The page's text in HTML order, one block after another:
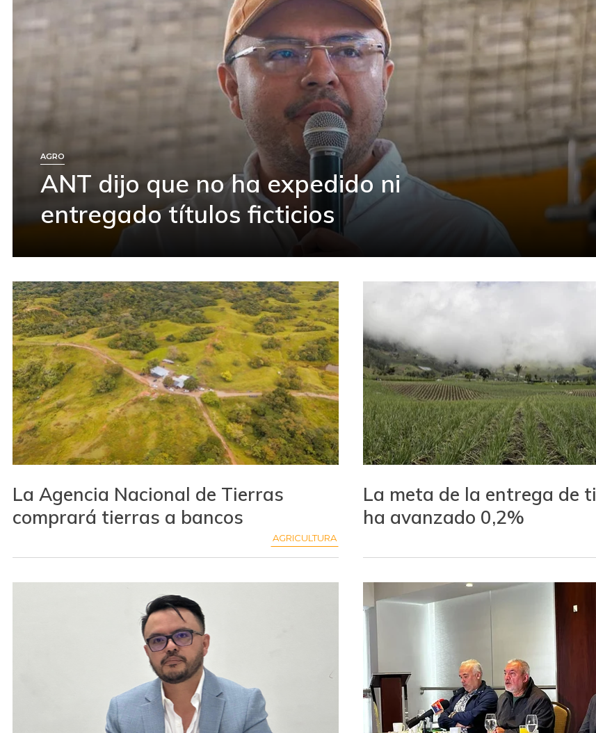
AGRO
ANT dijo que no ha expedido ni
entregado títulos ficticios
La Agencia Nacional de Tierras
comprará tierras a bancos
AGRICULTURA
La meta de la entrega de
ha avanzado 0,2%